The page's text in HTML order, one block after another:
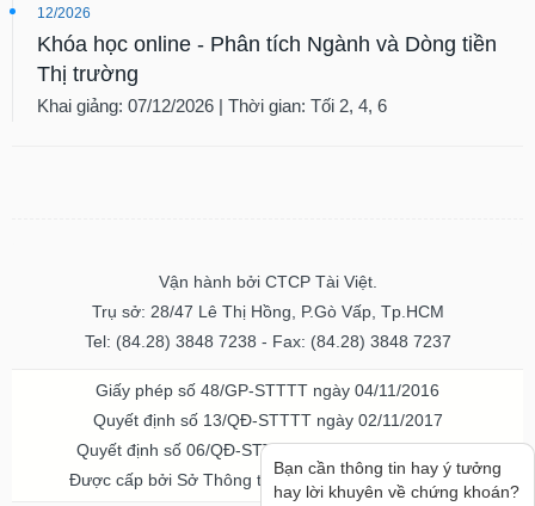
12/2026
Khóa học online - Phân tích Ngành và Dòng tiền
Thị trường
Khai giảng: 07/12/2026 | Thời gian: Tối 2, 4, 6
Vận hành bởi CTCP Tài Việt.
Trụ sở: 28/47 Lê Thị Hồng, P.Gò Vấp, Tp.HCM
Tel: (84.28) 3848 7238 - Fax: (84.28) 3848 7237
Giấy phép số 48/GP-STTTT ngày 04/11/2016
Quyết định số 13/QĐ-STTTT ngày 02/11/2017
Quyết định số 06/QĐ-STTTT-ICP ngày 20/07/2023
Được cấp bởi Sở Thông tin và Truyền thông TPHCM
Bạn cần thông tin hay ý tưởng
hay lời khuyên về chứng khoán?